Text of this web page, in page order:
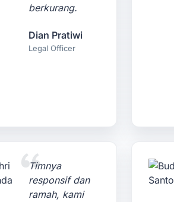
berkurang.
Dian Pratiwi
Legal Officer
Timnya
responsif dan
ramah, kami